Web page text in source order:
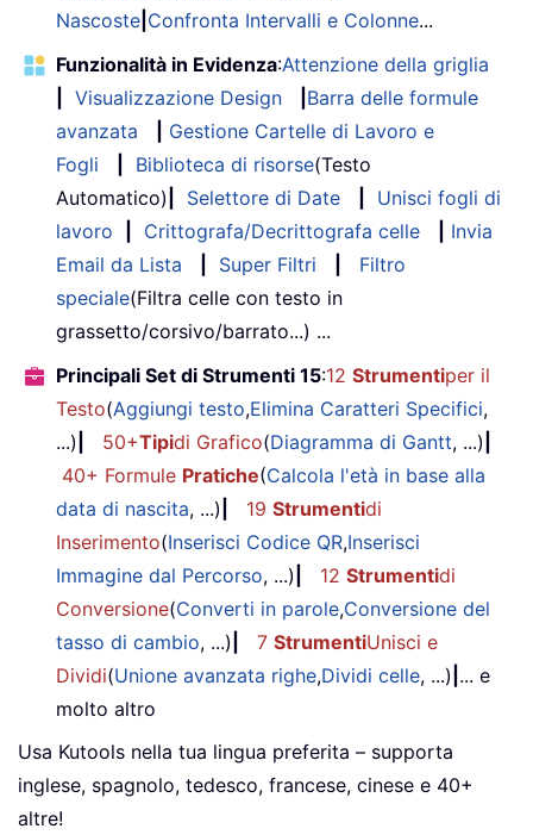
Nascoste Confronta Intervalli e Colonne...
Funzionalità in Evidenza:Attenzione della griglia
Visualizzazione Design
Barra delle formule
avanzata
Gestione Cartelle di Lavoro e
Fogli
Biblioteca di risorse(Testo
Automatico)
Selettore di Date
Unisci fogli di
lavoro
Crittografa/Decrittografa celle
Invia
Email da Lista
Super Filtri
Filtro
speciale(Filtra celle con testo in
grassetto/corsivo/barrato...) ...
Principali Set di Strumenti 15:12 Strumentiper il
Testo(Aggiungi testo,Elimina Caratteri Specifici,
...)
50+Tipidi Grafico(Diagramma di Gantt, ...)
40+ Formule Pratiche(Calcola l'età in base alla
data di nascita, ...) 19 Strumentidi
Inserimento(Inserisci Codice QR,Inserisci
Immagine dal Percorso, ...) 12 Strumentidi
Conversione(Converti in parole,Conversione del
tasso di cambio, ...) 7 StrumentiUnisci e
Dividi(Unione avanzata righe,Dividi celle, ...) ... e
molto altro
Usa Kutools nella tua lingua preferita – supporta
inglese, spagnolo, tedesco, francese, cinese e 40+
altre!